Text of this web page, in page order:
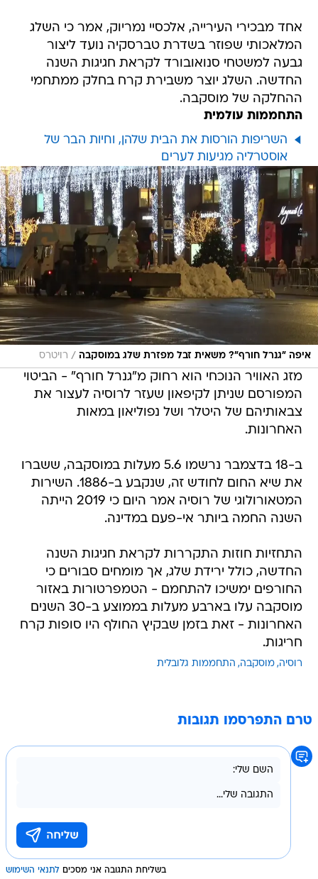
אחד מבכירי העירייה, אלכסיי נמריוק, אמר כי השלג
המלאכותי שפוזר בשדרת טברסקיה נועד ליצור
גבעה למשטחי סנואובורד לקראת חגיגות השנה
החדשה. השלג יוצר משבירת קרח בחלק ממתחמי
ההחלקה של מוסקבה.
התחממות עולמית
השריפות הורסות את הבית שלהן, וחיות הבר של
אוסטרליה מגיעות לערים
איפה "גנרל חורף"? משאית זבל מפזרת שלג במוסקבה / רויטרס
מזג האוויר הנוכחי הוא רחוק מ"גנרל חורף" - הביטוי
המפורסם שניתן לקיפאון שעזר לרוסיה לעצור את
צבאותיהם של היטלר ושל נפוליאון במאות
האחרונות.
ב-18 בדצמבר נרשמו 5.6 מעלות במוסקבה, ששברו
את שיא החום לחודש זה, שנקבע ב-1886. השירות
המטאורולוגי של רוסיה אמר היום כי 2019 הייתה
השנה החמה ביותר אי-פעם במדינה.
התחזיות חוזות התקררות לקראת חגיגות השנה
החדשה, כולל ירידת שלג, אך מומחים סבורים כי
החורפים ימשיכו להתחמם - הטמפרטורות באזור
מוסקבה עלו בארבע מעלות בממוצע ב-30 השנים
האחרונות - זאת בזמן שבקיץ החולף היו סופות קרח
חריגות.
רוסיה מוסקבה התחממות גלובלית
טרם התפרסמו תגובות
בשליחת התגובה אני מסכים לתנאי השימוש